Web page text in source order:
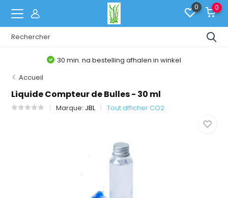
0 0
30 min. na bestelling afhalen in winkel
Accueil
Liquide Compteur de Bulles - 30 ml
Marque: JBL Tout afficher CO2